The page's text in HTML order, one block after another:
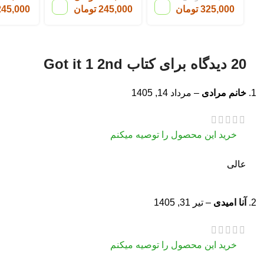
325,000 تومان
245,000 تومان
20 دیدگاه برای کتاب Got it 1 2nd
خانم مرادی – مرداد 14, 1405
خرید این محصول را توصیه میکنم
عالی
آنا امیدی – تیر 31, 1405
خرید این محصول را توصیه میکنم